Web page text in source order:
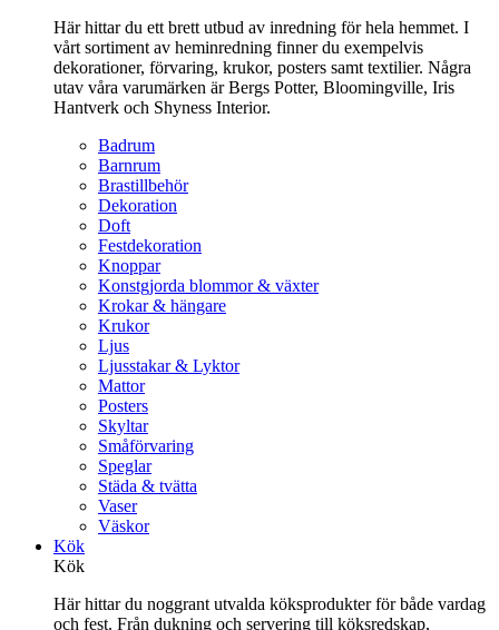
Här hittar du ett brett utbud av inredning för hela hemmet. I
vårt sortiment av heminredning finner du exempelvis
dekorationer, förvaring, krukor, posters samt textilier. Några
utav våra varumärken är Bergs Potter, Bloomingville, Iris
Hantverk och Shyness Interior.
Badrum
Barnrum
Brastillbehör
Dekoration
Doft
Festdekoration
Knoppar
Konstgjorda blommor & växter
Krokar & hängare
Krukor
Ljus
Ljusstakar & Lyktor
Mattor
Posters
Skyltar
Småförvaring
Speglar
Städa & tvätta
Vaser
Väskor
Kök
Kök
Här hittar du noggrant utvalda köksprodukter för både vardag
och fest. Från dukning och servering till köksredskap,